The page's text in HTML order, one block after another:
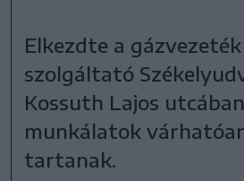
Elkezdte a
szolgáltató
Kossuth Lajos
munkálatok
tartanak.